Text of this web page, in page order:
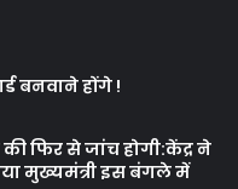
बनवाने होंगे !
फिर से जांच होगी:केंद्र ने
मुख्यमंत्री इस बंगले में